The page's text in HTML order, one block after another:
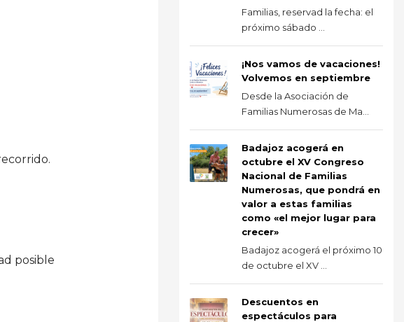
posible
Familias, reservad la fecha: el
próximo sábado ...
¡Nos vamos de vacaciones!
Volvemos en septiembre
Desde la Asociación de
Familias Numerosas de Ma...
Badajoz acogerá en
octubre el XV Congreso
Nacional de Familias
Numerosas, que pondrá en
valor a estas familias
como «el mejor lugar para
crecer»
Badajoz acogerá el próximo 10
de octubre el XV ...
Descuentos en
espectáculos para